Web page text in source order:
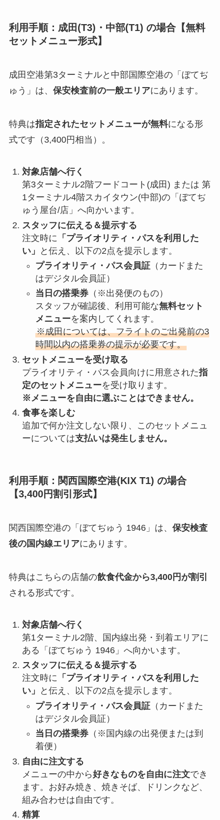
利用手順：成田(T3)・中部(T1) の場合【無料
セットメニュー形式】
成田空港第3ターミナルと中部国際空港の「ぼてぢ
ゅう」は、 保安検査前の一般エリアにあります。
特典は指定されたセットメニューが無料になる形
式です（3,400円相当）。
対象店舗へ行く
第3ターミナル2階フードコート(成田) または 第
1ターミナル4階スカイタウン(中部)の「ぼてぢ
ゅう屋台/店」へ向かいます。
スタッフに伝える＆提示する
注文時に 「プライオリティ・パスを利用した
い」
と伝え、以下の2点を提示します。
プライオリティ・パス会員証（カードまた
はデジタル会員証）
当日の搭乗券（※出発便のもの）
スタッフが確認後、利用可能な無料セット
メニューを案内してくれます。
※成田については、フライトのご出発前の3
時間以内の搭乗券の提示が必要です。
セットメニューを受け取る
プライオリティ・パス会員向けに用意された指
定のセットメニューを受け取ります。
※メニューを自由に選ぶことはできません。
食事を楽しむ
追加で何か注文しない限り、このセットメニュ
ーについては支払いは発生しません。
利用手順：関西国際空港(KIX T1) の場合
【3,400円割引形式】
関西国際空港の「ぼてぢゅう 1946」は、 保安検査
後の国内線エリアにあります。
特典はこちらの店舗の飲食代金から3,400円が割引
される形式です。
対象店舗へ行く
第1ターミナル2階、国内線出発・到着エリアに
ある「ぼてぢゅう 1946」へ向かいます。
スタッフに伝える＆提示する
注文時に 「プライオリティ・パスを利用した
い」
と伝え、以下の2点を提示します。
プライオリティ・パス会員証（カードまた
はデジタル会員証）
当日の搭乗券（※国内線の出発便または到
着便）
自由に注文する
メニューの中から好きなものを自由に注文でき
ます。お好み焼き、焼きそば、ドリンクなど、
組み合わせは自由です。
精算